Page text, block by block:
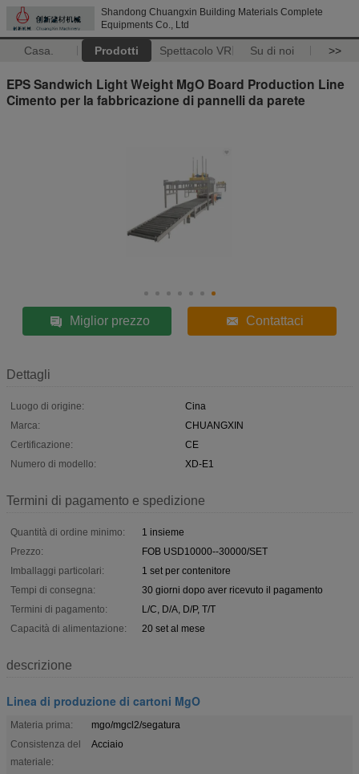
Shandong Chuangxin Building Materials Complete
Equipments Co., Ltd
Casa. Prodotti Spettacolo VR Su di noi >>
EPS Sandwich Light Weight MgO Board Production Line
Cimento per la fabbricazione di pannelli da parete
Miglior prezzo Contattaci
Dettagli
Luogo di origine:
Cina
Marca:
CHUANGXIN
Certificazione:
CE
Numero di modello:
XD-E1
Termini di pagamento e spedizione
Quantità di ordine minimo:
1 insieme
Prezzo:
FOB USD10000--30000/SET
Imballaggi particolari:
1 set per contenitore
Tempi di consegna:
30 giorni dopo aver ricevuto il pagamento
Termini di pagamento:
L/C, D/A, D/P, T/T
Capacità di alimentazione:
20 set al mese
descrizione
Linea di produzione di cartoni MgO
Materia prima:
mgo/mgcl2/segatura
Consistenza del
materiale:
Acciaio